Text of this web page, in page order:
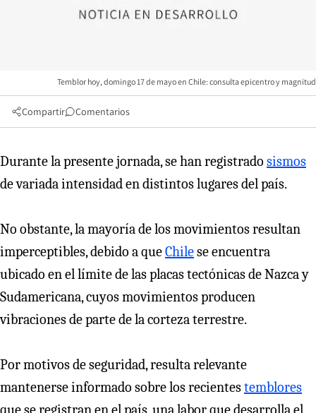
Temblor hoy, domingo 17 de mayo en Chile: consulta epicentro y magnitud
Compartir Comentarios
Durante la presente jornada, se han registrado sismos
de variada intensidad en distintos lugares del país.
No obstante, la mayoría de los movimientos resultan
imperceptibles, debido a queChilese encuentra
ubicado en el límite de las placas tectónicas de Nazca y
Sudamericana, cuyos movimientos producen
vibraciones de parte de la corteza terrestre.
Por motivos de seguridad, resulta relevante
mantenerse informado sobre los recientestemblores
que se registran en el país, una labor que desarrolla el